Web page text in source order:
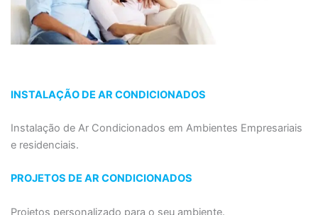
INSTALAÇÃO DE AR CONDICIONADOS
Instalação de Ar Condicionados em Ambientes Empresariais
e residenciais.
PROJETOS DE AR CONDICIONADOS
Projetos personalizado para o seu ambiente.